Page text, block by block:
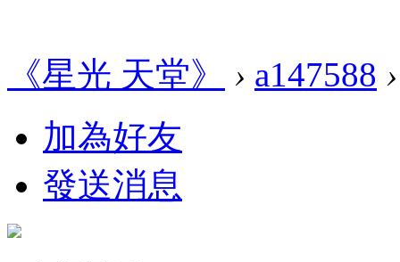
《星光 天堂》 › a147588 ›
加為好友
發送消息